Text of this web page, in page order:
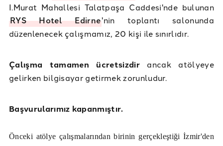
I.Murat Mahallesi Talatpaşa Caddesi'nde bulunan
RYS Hotel Edirne'nin toplantı salonunda
düzenlenecek çalışmamız, 20 kişi ile sınırlıdır.
Çalışma tamamen ücretsizdirancak atölyeye
gelirken bilgisayar getirmek zorunludur.
Başvurularımız kapanmıştır.
Önceki atölye çalışmalarından birinin gerçekleştiği İzmir'den